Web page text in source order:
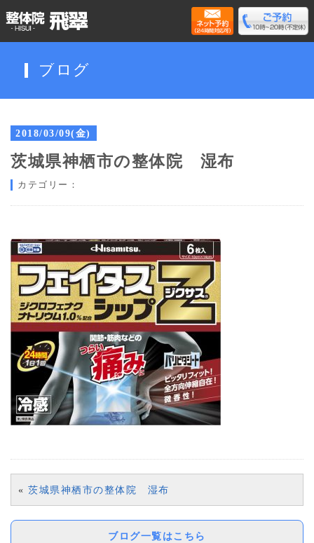
ブログ
2018/03/09(金)
茨城県神栖市の整体院 湿布
カテゴリー：
« 茨城県神栖市の整体院 湿布
ブログ一覧はこちら